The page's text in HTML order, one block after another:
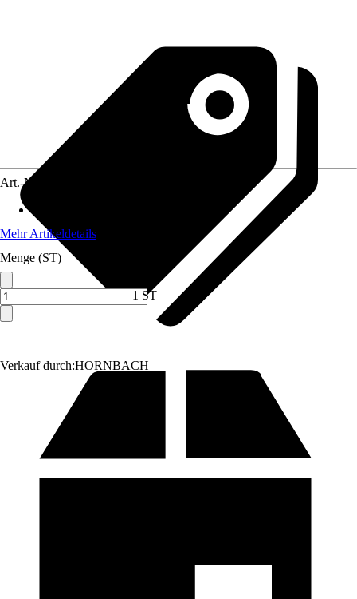
Verkauf durch:HORNBACH
Art.-Nr.
Mehr Artikeldetails
Menge (ST)
1 ST